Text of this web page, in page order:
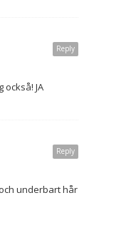
Reply
JA
Reply
underbart hår